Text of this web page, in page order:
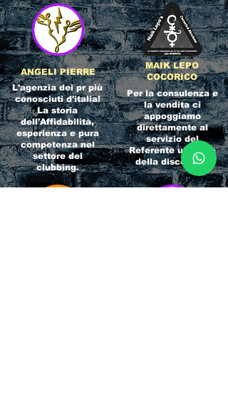
ANGELI PIERRE
L'agenzia dei pr più
conosciuti d'italia!
La storia
dell'Affidabilità,
esperienza e pura
competenza nel
settore del
clubbing.
MAIK LEPO
COCORICO
Per la consulenza e
la vendita ci
appoggiamo
direttamente al
servizio del
Referente ufficiale
della discoteca!